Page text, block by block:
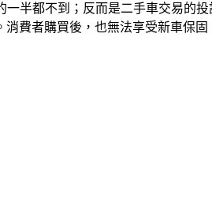
半都不到；反而是二手車交易的
費者購買後，也無法享受新車保固